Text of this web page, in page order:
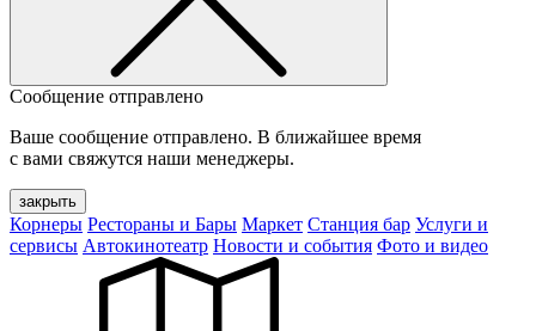
Сообщение отправлено
Ваше сообщение отправлено. В ближайшее время
с вами свяжутся наши менеджеры.
закрыть
Корнеры Рестораны и Бары Маркет Станция бар Услуги и
сервисы Автокинотеатр Новости и события Фото и видео